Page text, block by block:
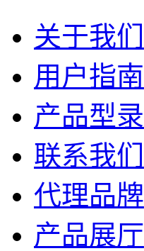
关于我们
用户指南
产品型录
联系我们
代理品牌
产品展厅